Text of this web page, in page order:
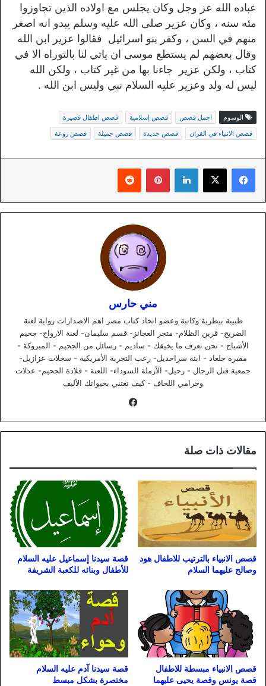
عباده الله عز وجل وكان يجلس مع اولاده الذين تجاوزوا
مئه سنه ، وكان عزير صلى الله عليه وسلم يبدو انه اصغر
منهم في السن ، وكفر بنو اسرائيل فقالوا عزير ابن الله
وقال بعضهم لم يستطع موسى ان ياتي لنا بالتوراه الا في
كتاب ، ولكن عزير جاءنا بها من غير كتاب ، ولكن الله
ليس له ولد وعزير عليه السلام نبي وليس ابن الله .
الوسوم اجمل قصص قصص إسلامية
قصص اطفال قصيرة
قصص الانبياء في القران
قصص جديدة قصص جميلة قصص روعة
لينكدإن بينتيريست
مني حارس
طبيبة بيطرية وكاتبة وعضو اتحاد كتاب مصر اهم الاصدارات رواية لعنة
الضريح- قرين الظلام- متجر العجائز- قسم سليمان- لعنة الارواح- جحيم
الأشباح - نحن نعرف ما يخيفك - ساديم - رسائل من الجحيم - المبروكة -
مقبرة جلعاد - ابنة سراحديل- رعب التجربة الأمريكية - سجلات عزازيل-
جمعية قتل الرجال - رحيل- الأرملة السوداء- اللعنة - قلادة الجحيم- عدلات
وحرامي اللحاف - كيف تعتني بحيوانك الأليف
مقالات ذات صلة
قصص الانبياء بالترتيب للاطفال هود
وصالح عليهما السلام
قصة سيدنا إسماعيل عليه السلام
للأطفال وبنائه للكعبة الشريفة
قصص الانبياء مبسطة للاطفال
قصة يونس وقصة يحيى عليهما
قصة سيدنا آدم عليه السلام
مختصرة بشكل مبسط